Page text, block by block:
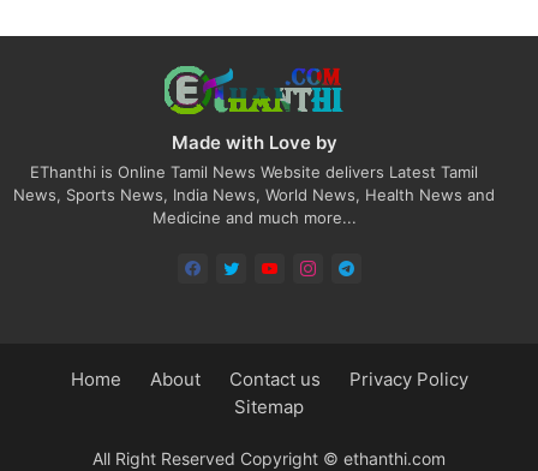
Made with Love by
EThanthi is Online Tamil News Website delivers Latest Tamil
News, Sports News, India News, World News, Health News and
Medicine and much more...
All Right Reserved Copyright © ethanthi.com
Home About Contact us
Privacy Policy
Sitemap